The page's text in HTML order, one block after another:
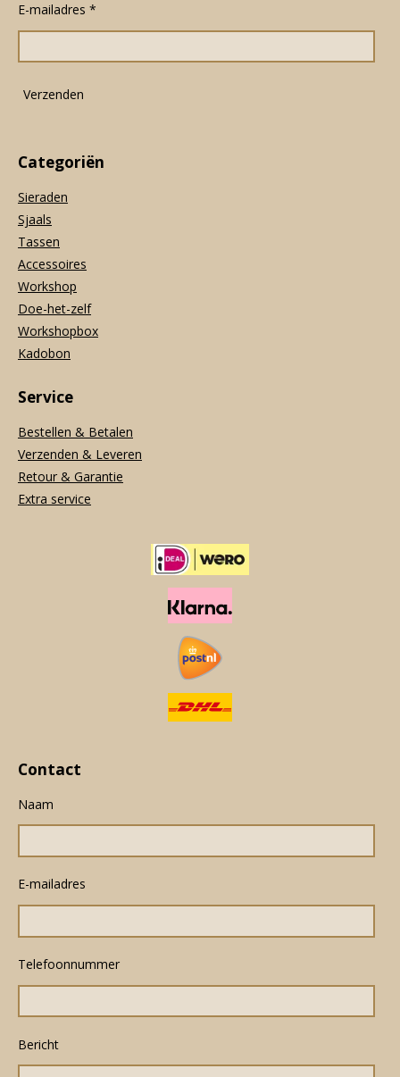
b
o
a
g
m
A
E-mailadres *
Verzenden
Categoriën
Sieraden
Sjaals
Tassen
Accessoires
Workshop
Doe-het-zelf
Workshopbox
Kadobon
Service
Bestellen & Betalen
Verzenden & Leveren
Retour & Garantie
Extra service
Contact
Naam
E-mailadres
Telefoonnummer
Bericht